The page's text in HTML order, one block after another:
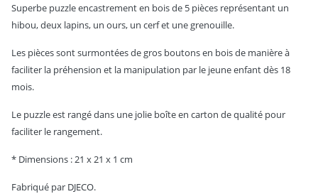
Superbe puzzle encastrement en bois de 5 pièces représentant un
hibou, deux lapins, un ours, un cerf et une grenouille.
Les pièces sont surmontées de gros boutons en bois de manière à
faciliter la préhension et la manipulation par le jeune enfant dès 18
mois.
Le puzzle est rangé dans une jolie boîte en carton de qualité pour
faciliter le rangement.
* Dimensions : 21 x 21 x 1 cm
Fabriqué par DJECO.